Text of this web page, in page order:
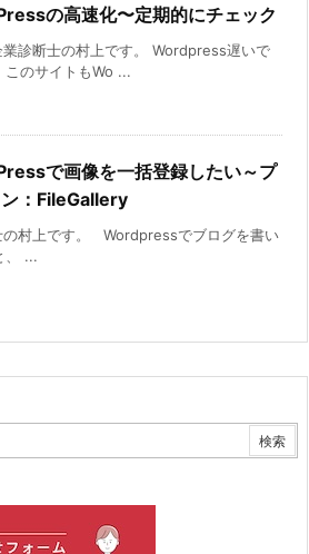
の高速化〜定期的にチェック
業診断士の村上です。 Wordpress遅いで
のサイトもWo ...
で画像を一括登録したい～プ
：FileGallery
の村上です。 Wordpressでブログを書い
、 ...